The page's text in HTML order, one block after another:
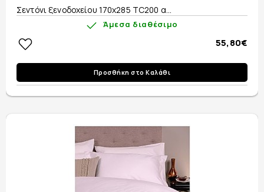
Σεντόνι ξενοδοχείου 170x285 TC200 α...
Άμεσα διαθέσιμο
55,80€
Προσθήκη στο Καλάθι